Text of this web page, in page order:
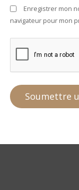
Enregistrer mon
navigateur pour mon